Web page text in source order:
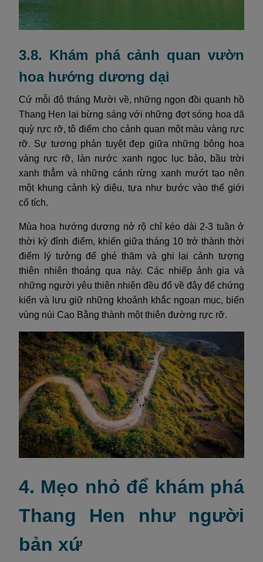
3.8. Khám phá cảnh quan vườn
hoa hướng dương dại
Cứ mỗi độ tháng Mười về, những ngọn đồi quanh hồ
Thang Hen lại bừng sáng với những đợt sóng hoa dã
quỳ rực rỡ, tô điểm cho cảnh quan một màu vàng rực
rỡ. Sự tương phản tuyệt đẹp giữa những bông hoa
vàng rực rỡ, làn nước xanh ngọc lục bảo, bầu trời
xanh thẳm và những cánh rừng xanh mướt tạo nên
một khung cảnh kỳ diệu, tựa như bước vào thế giới
cổ tích.
Mùa hoa hướng dương nở rộ chỉ kéo dài 2-3 tuần ở
thời kỳ đỉnh điểm, khiến giữa tháng 10 trở thành thời
điểm lý tưởng để ghé thăm và ghi lại cảnh tượng
thiên nhiên thoáng qua này. Các nhiếp ảnh gia và
những người yêu thiên nhiên đều đổ về đây để chứng
kiến và lưu giữ những khoảnh khắc ngoạn mục, biến
vùng núi Cao Bằng thành một thiên đường rực rỡ.
4. Mẹo nhỏ để khám phá
Thang Hen như người
bản xứ